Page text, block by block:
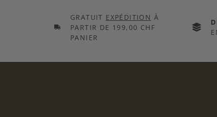
GRATUIT EXPÉDITION À
PARTIR DE 199,00 CHF
PANIER